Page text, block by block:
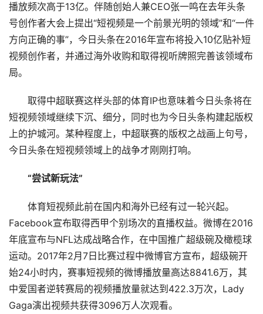
播放频次高于13亿。伴随创始人兼CEO张一鸣在去年头条
号创作者大会上提出“短视频是一个前景光明的领域”和“一件
方向正确的事”，今日头条在2016年宣布将投入10亿贴补短
视频创作者，并通过海外收购和取得视听牌照完善该领域布
局。
取得中超联赛这样头部的体育IP也意味着今日头条将在
短视频领域继续下沉、细分，同时也为今日头条构建起版权
上的护城河。某种程度上，中超联赛的版权之战画上句号，
今日头条在短视频领域上的战争才刚刚打响。
“尝试新玩法”
体育短视频此前在国内和海外已经有过一轮兴起。
Facebook宣布取得西甲个别场次的直播权益。微博在2016
年底宣布与NFL达成战略合作，在中国推广超级碗及橄榄球
运动。2017年2月7日比赛过程中微博官方宣布，超级碗开
始24小时内，赛事短视频的微博播放量高达8841.6万，其
中爱国者逆转赛局的视频播放量就达到422.3万次，Lady
Gaga演出视频共获得3096万人次观看。